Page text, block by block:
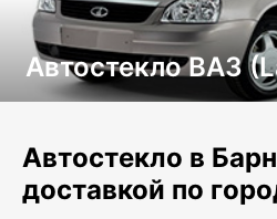
Автостекло ВАЗ
Автостекло в
доставкой по